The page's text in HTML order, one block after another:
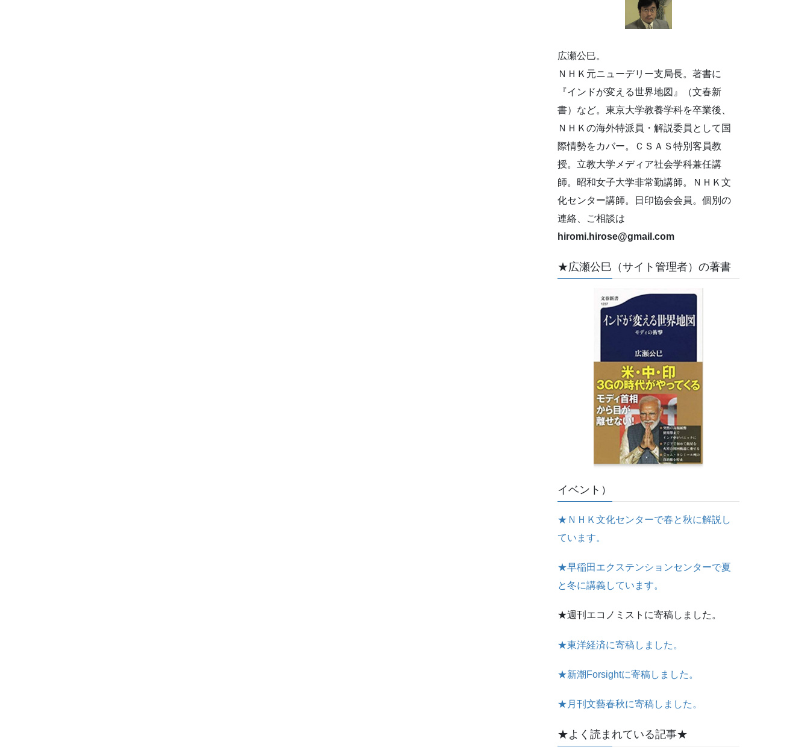
広瀬公巳。
ＮＨＫ元ニューデリー支局長。著書に
『インドが変える世界地図』（文春新
書）など。東京大学教養学科を卒業後、
ＮＨＫの海外特派員・解説委員として国
際情勢をカバー。ＣＳＡＳ特別客員教
授。立教大学メディア社会学科兼任講
師。昭和女子大学非常勤講師。ＮＨＫ文
化センター講師。日印協会会員。個別の
連絡、ご相談は
hiromi.hirose@gmail.com
★広瀬公巳（サイト管理者）の著書
イベント）
★ＮＨＫ文化センターで春と秋に解説し
ています。
★早稲田エクステンションセンターで夏
と冬に講義しています。
★週刊エコノミストに寄稿しました。
★東洋経済に寄稿しました。
★新潮Forsightに寄稿しました。
★月刊文藝春秋に寄稿しました。
★よく読まれている記事★